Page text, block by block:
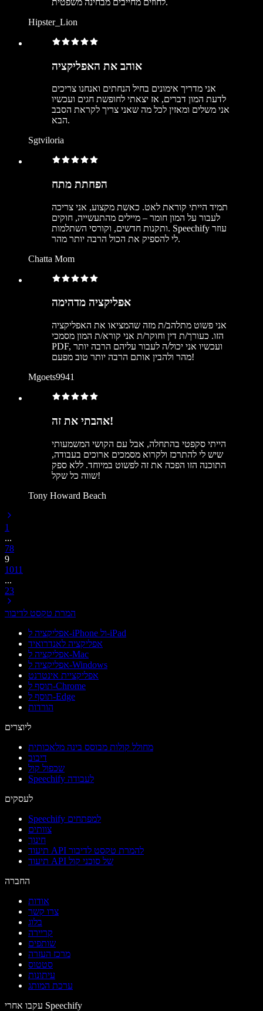
Hipster_Lion
אוהב את האפליקציה
אני מדריך אימונים בחיל הנחתים ואנחנו צריכים
לדעת המון דברים, אז יצאתי לחופשת חגים ועכשיו
אני משלים ומאזין לכל מה שאני צריך לקראת הסבב
הבא.
Sgtviloria
הפחתת מתח
תמיד הייתי קוראת לאט. כאשת מקצוע, אני צריכה
לעבור על המון חומר – מיילים מהתעשייה, חוקים
ותקנות חדשים, וקורסי השתלמות. Speechify עוזר
לי להספיק את הכול הרבה יותר מהר.
Chatta Mom
אפליקציה מדהימה
אני פשוט מתלהב/ת מזה שהמציאו את האפליקציה
הזו. כעורך/ת דין וחוקר/ת אני קורא/ת המון מסמכי
PDF, ועכשיו אני יכול/ה לעבור עליהם הרבה יותר
מהר ולהבין אותם הרבה יותר טוב מפעם!
Mgoets9941
אהבתי את זה!
הייתי סקפטי בהתחלה, אבל עם הקושי המשמעותי
שיש לי להתרכז ולקרוא מסמכים ארוכים בעבודה,
התוכנה הזו הפכה את זה לפשוט במיוחד. ללא ספק
שווה כל שקל!
Tony Howard Beach
1
...
78
9
1011
...
23
המרת טקסט לדיבור
אפליקציה ל-iPhone ול-iPad
אפליקציה לאנדרואיד
אפליקציה ל-Mac
אפליקציה ל-Windows
אפליקציית אינטרנט
תוסף ל-Chrome
תוסף ל-Edge
הורדות
ליוצרים
מחולל קולות מבוסס בינה מלאכותית
דיבוב
שכפול קול
Speechify לעבודה
לעסקים
Speechify למפתחים
צוותים
חינוך
תיעוד API להמרת טקסט לדיבור
תיעוד API של סוכני קול
החברה
אודות
צרו קשר
בלוג
קריירה
שותפים
מרכז העזרה
סטטוס
עיתונות
ערכת המותג
עקבו אחרי Speechify